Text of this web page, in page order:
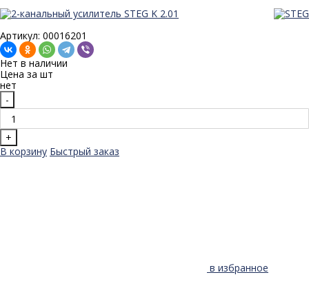
Артикул: 00016201
Нет в наличии
Цена за шт
нет
-
+
В корзину Быстрый заказ
в избранное